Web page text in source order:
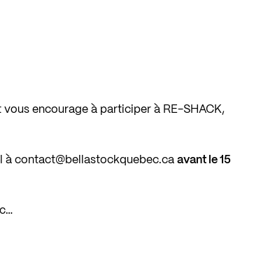
encourage à participer à RE-SHACK,
àcontact@bellastockquebec.ca avant le 15